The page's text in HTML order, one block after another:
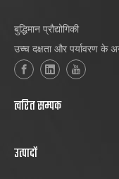
बुद्धिमान प्रौद्योगिकी
उच्च दक्षता और पर्यावरण के
त्वरित सम्पक
उत्पादों